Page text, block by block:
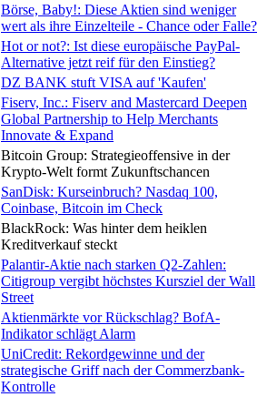
Börse, Baby!: Diese Aktien sind weniger
wert als ihre Einzelteile - Chance oder Falle?
Hot or not?: Ist diese europäische PayPal-
Alternative jetzt reif für den Einstieg?
DZ BANK stuft VISA auf 'Kaufen'
Fiserv, Inc.: Fiserv and Mastercard Deepen
Global Partnership to Help Merchants
Innovate & Expand
Bitcoin Group: Strategieoffensive in der
Krypto-Welt formt Zukunftschancen
SanDisk: Kurseinbruch? Nasdaq 100,
Coinbase, Bitcoin im Check
BlackRock: Was hinter dem heiklen
Kreditverkauf steckt
Palantir-Aktie nach starken Q2-Zahlen:
Citigroup vergibt höchstes Kursziel der Wall
Street
Aktienmärkte vor Rückschlag? BofA-
Indikator schlägt Alarm
UniCredit: Rekordgewinne und der
strategische Griff nach der Commerzbank-
Kontrolle